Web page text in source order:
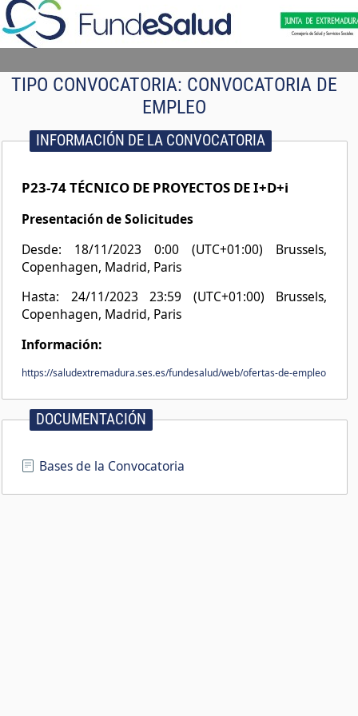
TIPO CONVOCATORIA: CONVOCATORIA DE
EMPLEO
INFORMACIÓN DE LA CONVOCATORIA
P23-74 TÉCNICO DE PROYECTOS DE I+D+i
Presentación de Solicitudes
Desde: 18/11/2023 0:00 (UTC+01:00) Brussels,
Copenhagen, Madrid, Paris
Hasta: 24/11/2023 23:59 (UTC+01:00) Brussels,
Copenhagen, Madrid, Paris
Información:
https://saludextremadura.ses.es/fundesalud/web/ofertas-de-empleo
DOCUMENTACIÓN
Bases de la Convocatoria